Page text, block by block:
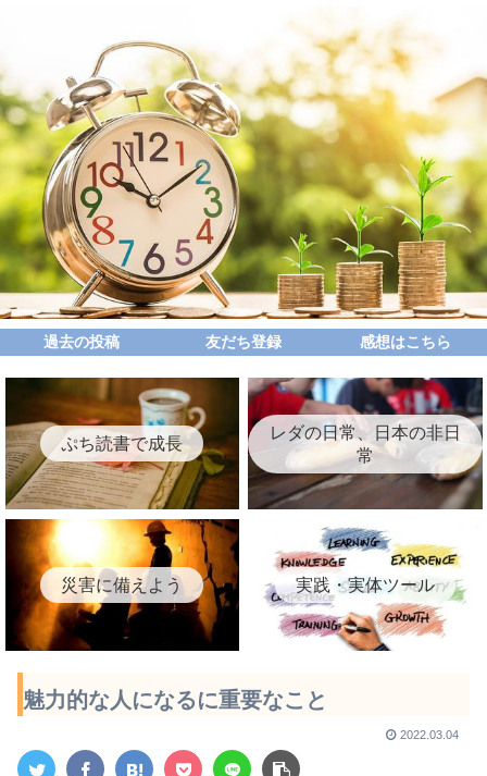
過去の投稿 友だち登録 感想はこちら
ぷち読書で成長
レダの日常、日本の非日
常
災害に備えよう 実践・実体ツール
魅力的な人になるに重要なこと
2022.03.04